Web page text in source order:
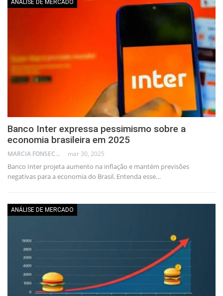
ANÁLISE DE MERCADO
Banco Inter expressa pessimismo sobre a
economia brasileira em 2025
MARCIA FONSECA - FINANCIAL CONSULTANT mar 30, 2025
Banco Inter projeta aumento na inflação e mantém previsões
negativas para a economia do Brasil. Entenda esse…
ANÁLISE DE MERCADO